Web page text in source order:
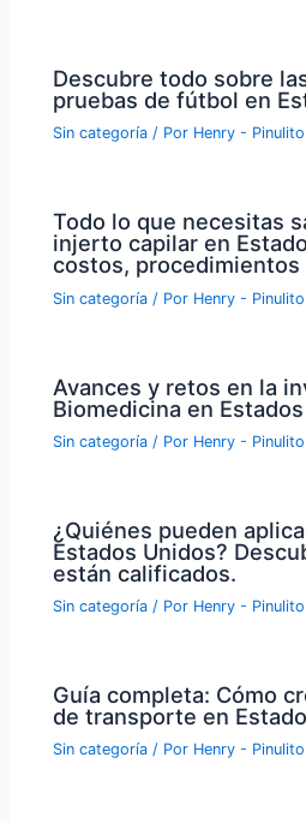
Descubre todo sobre
pruebas de fútbol en
Sin categoría / Por Henry -
Todo lo que necesitas
injerto capilar en
costos,
Sin categoría / Por Henry -
Avances y retos en la
Biomedicina en
Sin categoría / Por Henry -
¿Quiénes pueden
Estados Unidos?
están calificados.
Sin categoría / Por Henry -
Guía completa: Cómo
de transporte en
Sin categoría / Por Henry -